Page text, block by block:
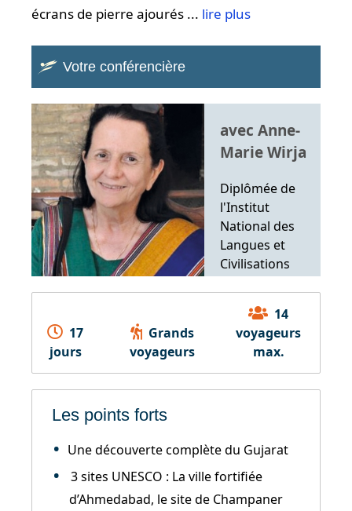
écrans de pierre ajourés ... lire plus
Votre conférencière
avec Anne-
Marie Wirja
Diplômée de
l'Institut
National des
Langues et
Civilisations
17
jours
Grands
voyageurs
14
voyageurs
max.
Les points forts
Une découverte complète du Gujarat
3 sites UNESCO : La ville fortifiée
d’Ahmedabad, le site de Champaner